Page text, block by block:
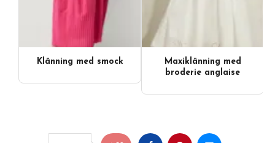
Klänning med smock
Maxiklänning med
broderie anglaise